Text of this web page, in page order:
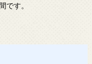
です。